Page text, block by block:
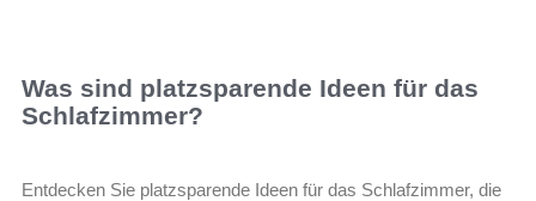
Was sind platzsparende Ideen für das
Schlafzimmer?
Entdecken Sie platzsparende Ideen für das Schlafzimmer, die